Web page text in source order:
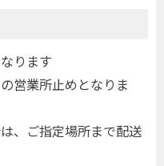
ります
営業所止めとなりま
、ご指定場所まで配送